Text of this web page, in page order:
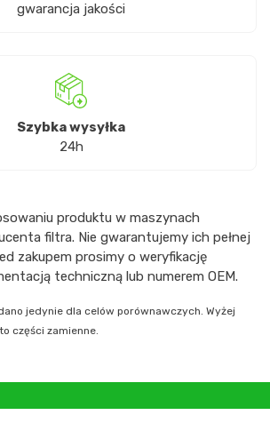
gwarancja jakości
Szybka wysyłka
24h
produktu w maszynach
filtra. Nie gwarantujemy ich pełnej
zakupem prosimy o weryfikację
techniczną lub numerem OEM.
jedynie dla celów porównawczych. Wyżej
części zamienne.